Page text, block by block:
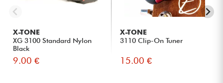
X-TONE
XG 3100 Standard Nylon
Black
9.00 €
X-TONE
3110 Clip-On Tuner
15.00 €